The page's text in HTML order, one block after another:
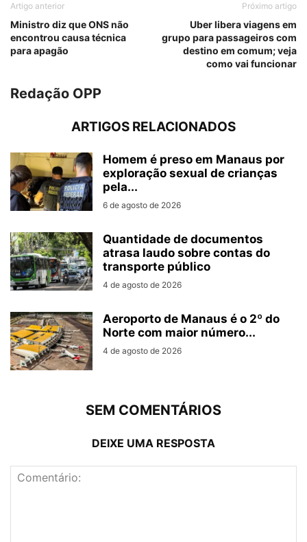
Artigo anterior
Ministro diz que ONS não
encontrou causa técnica
para apagão
Próximo artigo
Uber libera viagens em
grupo para passageiros com
destino em comum; veja
como vai funcionar
Redação OPP
ARTIGOS RELACIONADOS
Homem é preso em Manaus por
exploração sexual de crianças
pela...
6 de agosto de 2026
Quantidade de documentos
atrasa laudo sobre contas do
transporte público
4 de agosto de 2026
Aeroporto de Manaus é o 2º do
Norte com maior número...
4 de agosto de 2026
SEM COMENTÁRIOS
DEIXE UMA RESPOSTA